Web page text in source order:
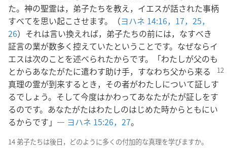
た。神の聖霊は，弟子たちを教え，イエスが話された事柄
すべてを思い起こさせます。（ヨハネ 14:16，17， 25，
26）それは言い換えれば，弟子たちの前には，なすべき
証言の業が数多く控えていたということです。なぜならイ
エスは次のことを述べられたからです。「わたしが父のも
とからあなたがたに遣わす助け手，すなわち父から来る
真理の霊が到来するとき，その者がわたしについて証しす
るでしょう。そして今度はかわってあなたがたが証しをす
るのです。あなたがたはわたしのはじめた時からともにい
るからです」― ヨハネ 15:26，27。
14 弟子たちは後日，どのように多くの付加的な真理を学びますか。